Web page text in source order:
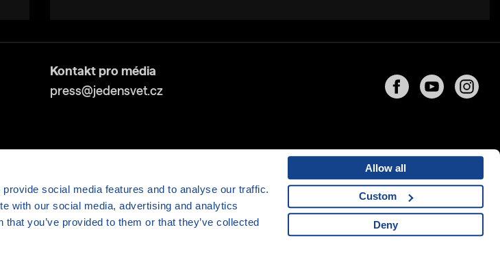
social media features and to analyse our traffic.
with our social media, advertising and analytics
you’ve provided to them or that they’ve collected
Allow all
Custom
Deny
Kontakt pro média
press@jedensvet.cz
v rámci bezplatnéhoserverhostingspolečnosti